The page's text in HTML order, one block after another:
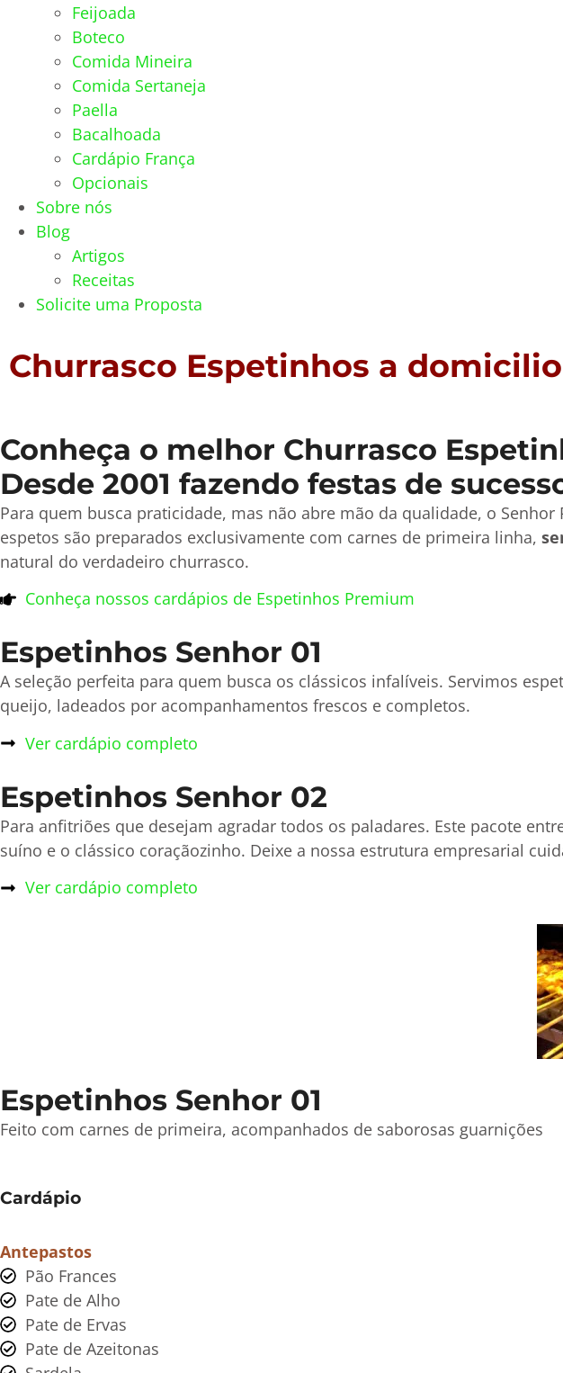
Feijoada
Boteco
Comida Mineira
Comida Sertaneja
Paella
Bacalhoada
Cardápio França
Opcionais
Sobre nós
Blog
Artigos
Receitas
Solicite uma Proposta
Churrasco Espetinhos a
Conheça o melhor Churrasco
Desde 2001 fazendo festas de
Para quem busca praticidade, mas não abre mão da qualidade, o
espetos são preparados exclusivamente com carnes de primeira linha,
natural do verdadeiro churrasco.
Conheça nossos cardápios de Espetinhos Premium​
Espetinhos Senhor 01
A seleção perfeita para quem busca os clássicos infalíveis. Servimos
queijo, ladeados por acompanhamentos frescos e completos.
Ver cardápio completo
Espetinhos Senhor 02
Para anfitriões que desejam agradar todos os paladares. Este pacote
suíno e o clássico coraçãozinho. Deixe a nossa estrutura empresarial
Ver cardápio completo
Espetinhos Senhor 01
Feito com carnes de primeira, acompanhados de saborosas guarnições
Cardápio
Antepastos
Pão Frances
Pate de Alho
Pate de Ervas
Pate de Azeitonas